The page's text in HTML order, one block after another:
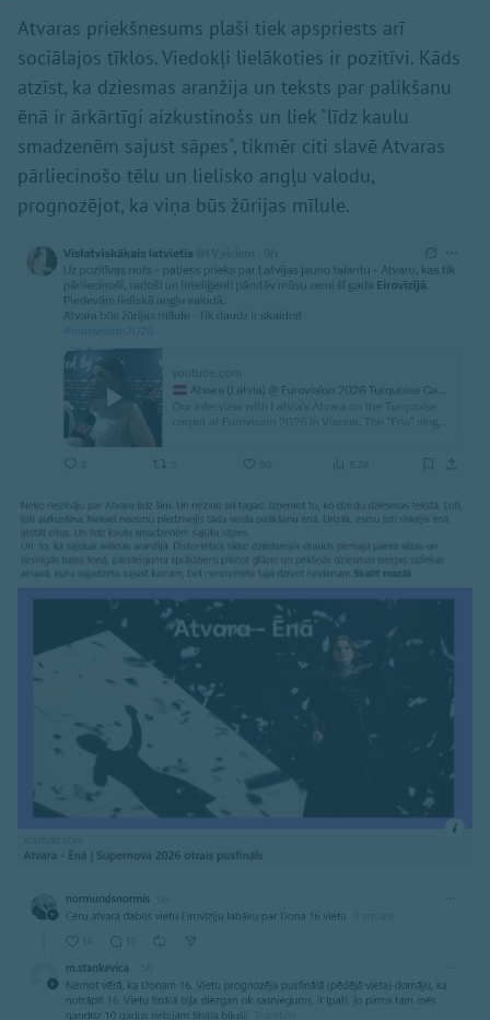
Atvaras priekšnesums plaši tiek apspriests arī
sociālajos tīklos. Viedokļi lielākoties ir pozitīvi. Kāds
atzīst, ka dziesmas aranžija un teksts par palikšanu
ēnā ir ārkārtīgi aizkustinošs un liek "līdz kaulu
smadzenēm sajust sāpes", tikmēr citi slavē Atvaras
pārliecinošo tēlu un lielisko angļu valodu,
prognozējot, ka viņa būs žūrijas mīlule.